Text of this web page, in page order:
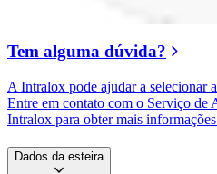
Tem alguma dúvida?
A Intralox pode ajudar a selecionar
Entre em contato com o Serviço de
Intralox para obter mais
Dados da esteira